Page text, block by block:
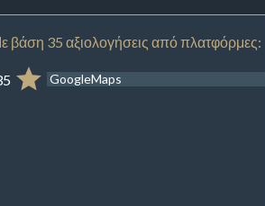
βάση 35 αξιολογήσεις από πλατφόρμες:
GoogleMaps